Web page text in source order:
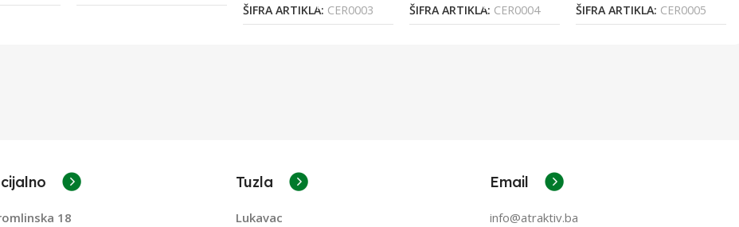
ŠIFRA ARTIKLA: CER0003 ŠIFRA ARTIKLA: CER0004 ŠIFRA ARTIKLA: CER0005
18
Tuzla
Lukavac
Email
info@atraktiv.ba